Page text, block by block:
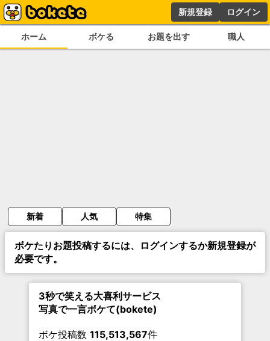
新規登録 ログイン
ホーム ボケる お題を出す 職人
新着 人気 特集
ボケたりお題投稿するには、ログインするか新規登録が
必要です。
3秒で笑える大喜利サービス
写真で一言ボケて(bokete)
ボケ投稿数 115,513,567件